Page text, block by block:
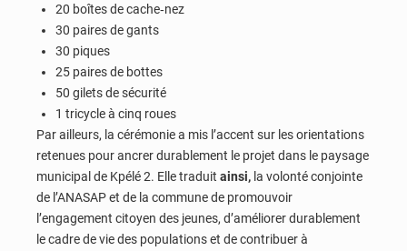
20 boîtes de cache‑nez
30 paires de gants
30 piques
25 paires de bottes
50 gilets de sécurité
1 tricycle à cinq roues
Par ailleurs, la cérémonie a mis l’accent sur les orientations
retenues pour ancrer durablement le projet dans le paysage
municipal de Kpélé 2. Elle traduit ainsi, la volonté conjointe
de l’ANASAP et de la commune de promouvoir
l’engagement citoyen des jeunes, d’améliorer durablement
le cadre de vie des populations et de contribuer à